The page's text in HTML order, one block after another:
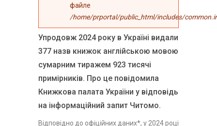
файле
/home/prportal/public_html/includes/
Упродовж 2024 року в Україні видали
377 назв книжок англійською мовою
сумарним тиражем 923 тисячі
примірників. Про це повідомила
Книжкова палата України у відповідь
на інформаційний запит Читомо.
Відповідно до офіційних даних*, у 2024 році